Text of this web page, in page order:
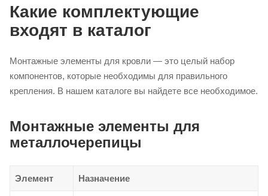
Какие комплектующие
входят в каталог
Монтажные элементы для кровли — это целый набор
компонентов, которые необходимы для правильного
крепления. В нашем каталоге вы найдете все необходимое.
Монтажные элементы для
металлочерепицы
Элемент Назначение